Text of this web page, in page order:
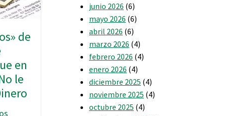
de
en
le
junio 2026 (6)
mayo 2026 (6)
abril 2026 (6)
marzo 2026 (4)
febrero 2026 (4)
enero 2026 (4)
diciembre 2025 (4)
noviembre 2025 (4)
octubre 2025 (4)